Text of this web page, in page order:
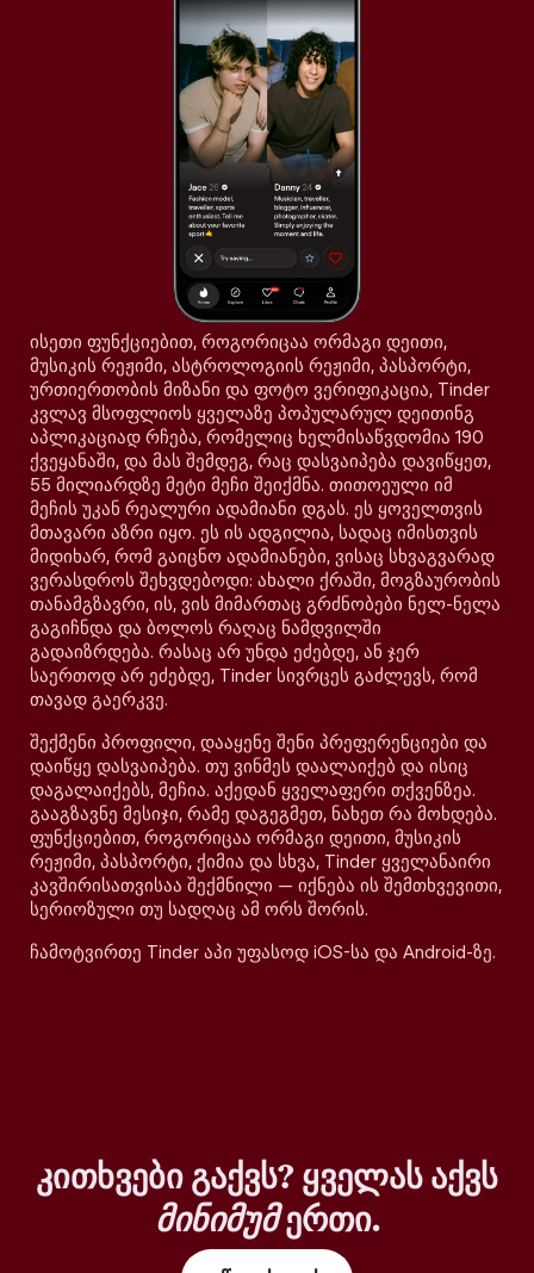
ისეთი ფუნქციებით, როგორიცაა ორმაგი დეითი,
მუსიკის რეჟიმი, ასტროლოგიის რეჟიმი, პასპორტი,
ურთიერთობის მიზანი და ფოტო ვერიფიკაცია, Tinder
კვლავ მსოფლიოს ყველაზე პოპულარულ დეითინგ
აპლიკაციად რჩება, რომელიც ხელმისაწვდომია 190
ქვეყანაში, და მას შემდეგ, რაც დასვაიპება დავიწყეთ,
55 მილიარდზე მეტი მეჩი შეიქმნა. თითოეული იმ
მეჩის უკან რეალური ადამიანი დგას. ეს ყოველთვის
მთავარი აზრი იყო. ეს ის ადგილია, სადაც იმისთვის
მიდიხარ, რომ გაიცნო ადამიანები, ვისაც სხვაგვარად
ვერასდროს შეხვდებოდი: ახალი ქრაში, მოგზაურობის
თანამგზავრი, ის, ვის მიმართაც გრძნობები ნელ-ნელა
გაგიჩნდა და ბოლოს რაღაც ნამდვილში
გადაიზრდება. რასაც არ უნდა ეძებდე, ან ჯერ
საერთოდ არ ეძებდე, Tinder სივრცეს გაძლევს, რომ
თავად გაერკვე.
შექმენი პროფილი, დააყენე შენი პრეფერენციები და
დაიწყე დასვაიპება. თუ ვინმეს დაალაიქებ და ისიც
დაგალაიქებს, მეჩია. აქედან ყველაფერი თქვენზეა.
გააგზავნე მესიჯი, რამე დაგეგმეთ, ნახეთ რა მოხდება.
ფუნქციებით, როგორიცაა ორმაგი დეითი, მუსიკის
რეჟიმი, პასპორტი, ქიმია და სხვა, Tinder ყველანაირი
კავშირისათვისაა შექმნილი — იქნება ის შემთხვევითი,
სერიოზული თუ სადღაც ამ ორს შორის.
ჩამოტვირთე Tinder აპი უფასოდ iOS-სა და Android-ზე.
კითხვები გაქვს? ყველას აქვს
მინიმუმერთი.